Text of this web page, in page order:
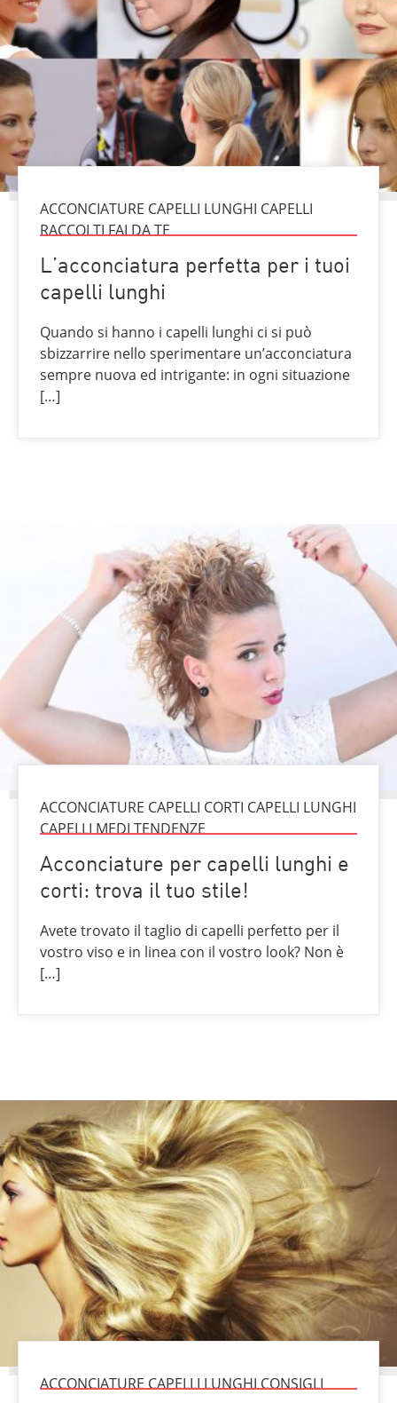
ACCONCIATURE CAPELLI LUNGHI CAPELLI
RACCOLTI FAI DA TE
L’acconciatura perfetta per i tuoi
capelli lunghi
Quando si hanno i capelli lunghi ci si può
sbizzarrire nello sperimentare un’acconciatura
sempre nuova ed intrigante: in ogni situazione
[…]
ACCONCIATURE CAPELLI CORTI CAPELLI LUNGHI
CAPELLI MEDI TENDENZE
Acconciature per capelli lunghi e
corti: trova il tuo stile!
Avete trovato il taglio di capelli perfetto per il
vostro viso e in linea con il vostro look? Non è
[…]
ACCONCIATURE CAPELLI LUNGHI CONSIGLI